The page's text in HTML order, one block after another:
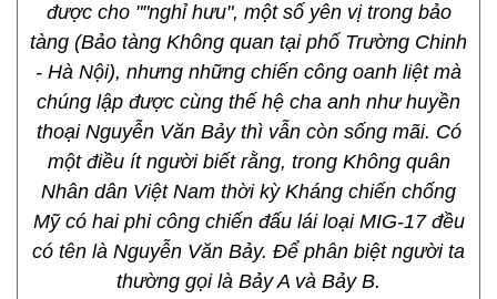
được cho ""nghỉ hưu", một số yên vị trong bảo
tàng (Bảo tàng Không quan tại phố Trường Chinh
- Hà Nội), nhưng những chiến công oanh liệt mà
chúng lập được cùng thế hệ cha anh như huyền
thoại Nguyễn Văn Bảy thì vẫn còn sống mãi. Có
một điều ít người biết rằng, trong Không quân
Nhân dân Việt Nam thời kỳ Kháng chiến chống
Mỹ có hai phi công chiến đấu lái loại MIG-17 đều
có tên là Nguyễn Văn Bảy. Để phân biệt người ta
thường gọi là Bảy A và Bảy B.